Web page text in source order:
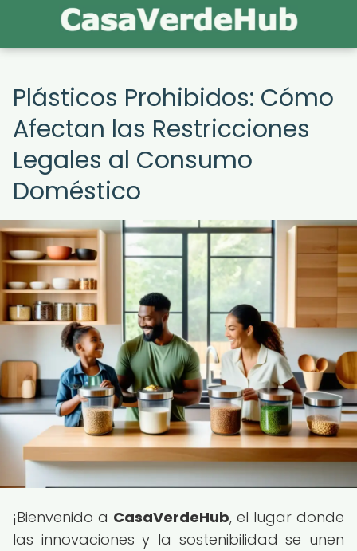
Plásticos Prohibidos: Cómo
Afectan las Restricciones
Legales al Consumo
Doméstico
¡Bienvenido a CasaVerdeHub, el lugar donde
las innovaciones y la sostenibilidad se unen